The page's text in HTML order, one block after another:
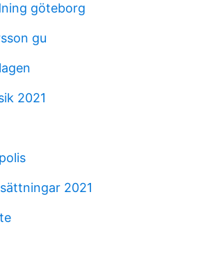
göteborg
gu
2021
2021